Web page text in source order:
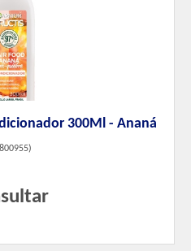
300Ml - Ananá
)